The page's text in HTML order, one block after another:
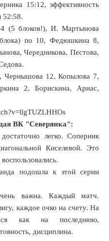
15:12, эффективность
52:58.
(5 блоков!), И. Мартынова
по 10, Федюшкина 8,
Чередникова, Пестова,
Чернышова 12, Копылова 7,
2, Борискина, Ариас,
ВК "Северянка":
легко. Соперник
Киселевой. Это
подошла к этой серии
важна. Каждый матч.
каждое очко на счету. На
как на последнюю,
дисциплина.